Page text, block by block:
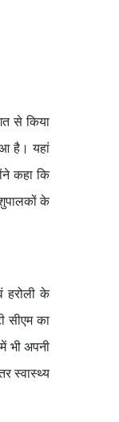
से किया
है। यहां
कहा कि
के
हरोली के
सीएम का
भी अपनी
स्वास्थ्य